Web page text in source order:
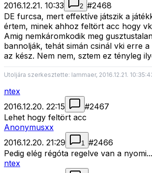
2016.12.21. 10:33
2 #2468
DE furcsa, mert effektíve játszik a
értem, minek ahhoz feltört acc hogy
Amig nemkáromkodik meg
bannolják, tehát simán csinál vki erre
az kész. Nem nem, sztem ez tényleg
Utoljára szerkesztette: lammaer, 2016.12.21.
ntex
2016.12.20. 22:15
#2467
Lehet hogy feltört acc
Anonymusxx
2016.12.20. 21:29
1 #2466
Pedig elég régóta regelve van a nyomi...
ntex